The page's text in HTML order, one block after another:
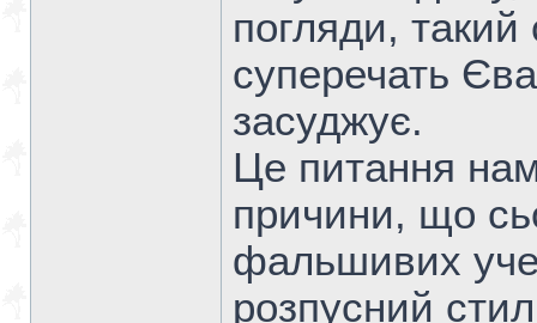
погляди, такий
суперечать
засуджує.
Це питання нам
причини, що
фальшивих
розпусний